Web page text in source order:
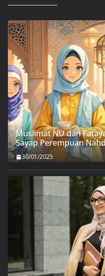
Muslimat NU dan
Sayap Perempuan
30/01/2025